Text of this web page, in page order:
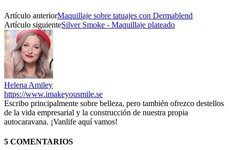
Artículo anteriorMaquillaje sobre tatuajes con Dermablend
Artículo siguienteSilver Smoke - Maquillaje plateado
Helena Amiley
https://www.imakeyousmile.se
Escribo principalmente sobre belleza, pero también ofrezco destellos
de la vida empresarial y la construcción de nuestra propia
autocaravana. ¡Vanlife aquí vamos!
5 COMENTARIOS